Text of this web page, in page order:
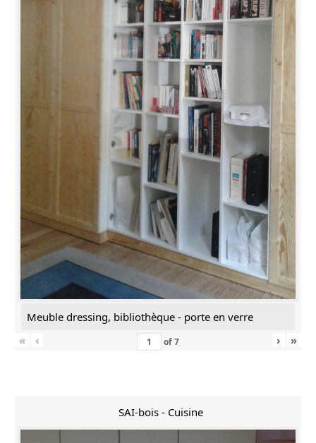
Meuble dressing, bibliothèque - porte en verre
«
‹ of7 › »
SAI-bois - Cuisine